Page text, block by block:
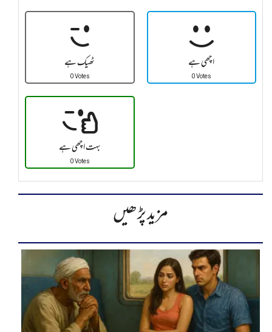
ٹھیک ہے
0 Votes
اچھی ہے
0 Votes
بہت اچھی ہے
0 Votes
مزید پڑھیں